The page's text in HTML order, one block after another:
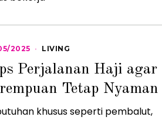
2025 2
/
5
/
0
LIVING
Perjalanan Haji agar
Tetap Nyaman
khusus seperti pembalut,